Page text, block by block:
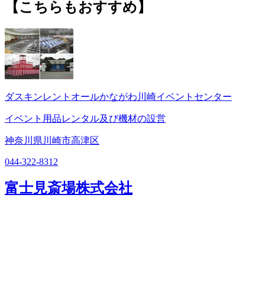
【こちらもおすすめ】
ダスキンレントオールかながわ川崎イベントセンター
イベント用品レンタル及び機材の設営
神奈川県川崎市高津区
044-322-8312
富士見斎場株式会社